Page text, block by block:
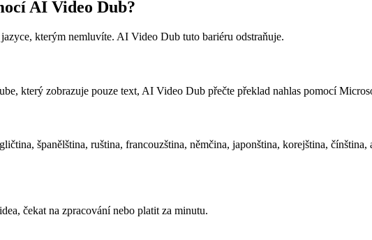
AI Video Dub?
kterým nemluvíte. AI Video Dub tuto bariéru odstraňuje.
který zobrazuje pouze text, AI Video Dub přečte překlad nahlas pomocí
španělština, ruština, francouzština, němčina, japonština, korejština,
čekat na zpracování nebo platit za minutu.